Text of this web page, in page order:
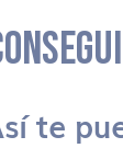
te